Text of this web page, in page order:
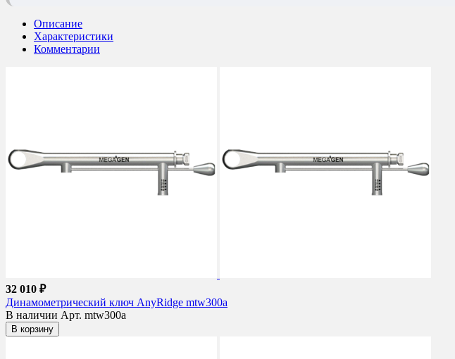
Описание
Характеристики
Комментарии
32 010 ₽
Динамометрический ключ AnyRidge mtw300a
В наличии Арт. mtw300a
В корзину